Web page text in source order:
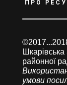
ПРО
Шкарівська
районної
умови